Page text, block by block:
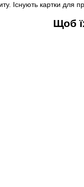
Існують картки для
Щоб